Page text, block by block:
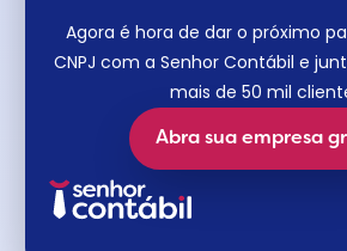
Agora é hora de dar o próximo
CNPJ com a Senhor Contábil e
mais de 50 mil
Abra sua empresa